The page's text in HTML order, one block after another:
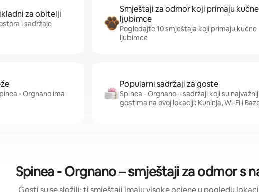
za obitelji
i sadržaje
Smještaji za odmor koji primaju kućne
ljubimce
Pogledajte 10 smještaja koji primaju kućne
ljubimce
- Orgnano ima
Popularni sadržaji za goste
Spinea - Orgnano – sadržaji koji su
gostima na ovoj lokaciji: Kuhinja, Wi-Fi i
Spinea - Orgnano – smještaji za odmor s